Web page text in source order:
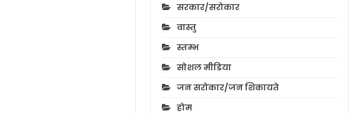
सरकार/सरोकार
वास्तु
स्तम्भ
सोशल मीडिया
जन सरोकार/जन शिकायते
होम